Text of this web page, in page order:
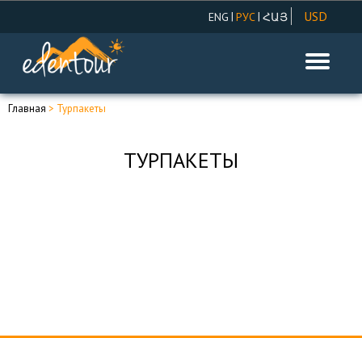
USD
EUR
RUR
ENG | РУС| ՀԱՅ
Главная > Турпакеты
ТУРПАКЕТЫ